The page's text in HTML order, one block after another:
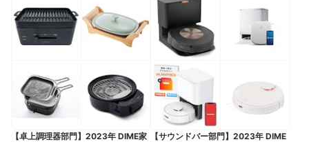
【卓上調理器部門】2023年 DIME家
【サウンドバー部門】2023年 DIME